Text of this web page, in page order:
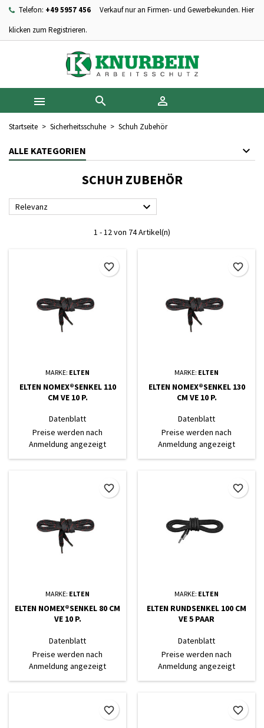
Telefon: +49 5957 456
Verkauf nur an Firmen- und Gewerbekunden. Hier
klicken zum Registrieren.
  
Startseite Sicherheitsschuhe Schuh Zubehör
ALLE KATEGORIEN
SCHUH ZUBEHÖR
Relevanz 
1 - 12 von 74 Artikel(n)
MARKE: ELTEN
ELTEN NOMEX®SENKEL 110
CM VE 10 P.
Datenblatt
Preise werden nach
Anmeldung angezeigt
favorite_border
MARKE: ELTEN
ELTEN NOMEX®SENKEL 130
CM VE 10 P.
Datenblatt
Preise werden nach
Anmeldung angezeigt
favorite_border
MARKE: ELTEN
ELTEN NOMEX®SENKEL 80 CM
VE 10 P.
Datenblatt
Preise werden nach
Anmeldung angezeigt
favorite_border
MARKE: ELTEN
ELTEN RUNDSENKEL 100 CM
VE 5 PAAR
Datenblatt
Preise werden nach
Anmeldung angezeigt
favorite_border
favorite_border favorite_border
Ihre Wunschlisten ×
Neue Liste anlegen
((modalTitle)) ×
((confirmMessage))
((cancelText)) ((modalDeleteText))
Wunschliste erstellen ×
Name der Wunschliste
Abbrechen Wunschliste erstellen
Anmelden ×
Sie müssen angemeldet sein, um Artikel Ihrer Wunschliste
hinzufügen zu können.
Abbrechen